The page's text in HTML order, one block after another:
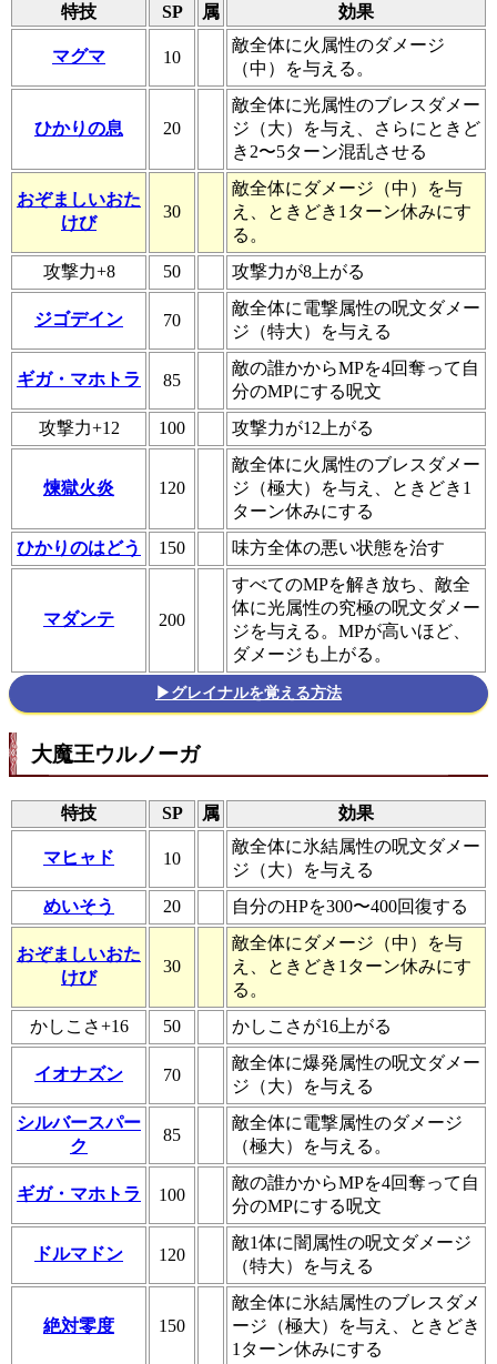
特技 SP 属 効果
マグマ 10
敵全体に火属性のダメージ
（中）を与える。
ひかりの息 20
敵全体に光属性のブレスダメー
ジ（大）を与え、さらにときど
き2〜5ターン混乱させる
おぞましいおた
けび
30
敵全体にダメージ（中）を与
え、ときどき1ターン休みにす
る。
攻撃力+8
50 攻撃力が8上がる
ジゴデイン 70
敵全体に電撃属性の呪文ダメー
ジ（特大）を与える
ギガ・マホトラ 85
敵の誰かからMPを4回奪って自
分のMPにする呪文
攻撃力+12
100 攻撃力が12上がる
煉獄火炎 120
敵全体に火属性のブレスダメー
ジ（極大）を与え、ときどき1
ターン休みにする
ひかりのはどう
150 味方全体の悪い状態を治す
マダンテ 200
すべてのMPを解き放ち、敵全
体に光属性の究極の呪文ダメー
ジを与える。MPが高いほど、
ダメージも上がる。
▶グレイナルを覚える方法
大魔王ウルノーガ
特技 SP 属 効果
マヒャド 10
敵全体に氷結属性の呪文ダメー
ジ（大）を与える
めいそう
20 自分のHPを300〜400回復する
おぞましいおた
けび
30
敵全体にダメージ（中）を与
え、ときどき1ターン休みにす
る。
かしこさ+16
50 かしこさが16上がる
イオナズン 70
敵全体に爆発属性の呪文ダメー
ジ（大）を与える
シルバースパー
ク
85
敵全体に電撃属性のダメージ
（極大）を与える。
ギガ・マホトラ 100
敵の誰かからMPを4回奪って自
分のMPにする呪文
ドルマドン 120
敵1体に闇属性の呪文ダメージ
（特大）を与える
絶対零度 150
敵全体に氷結属性のブレスダメ
ージ（極大）を与え、ときどき
1ターン休みにする